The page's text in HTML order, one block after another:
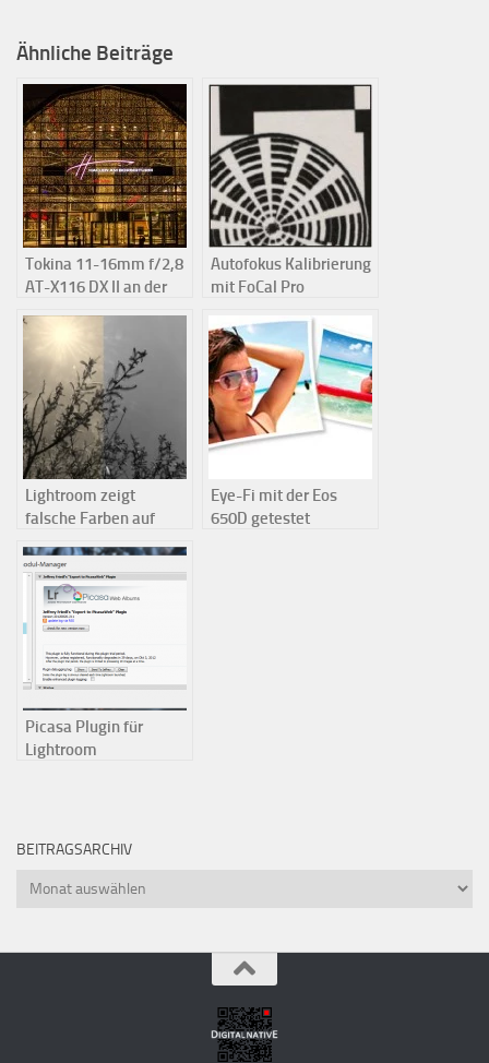
Ähnliche Beiträge
Tokina 11-16mm f/2,8
AT-X116 DX II an der
Autofokus Kalibrierung
mit FoCal Pro
Lightroom zeigt
falsche Farben auf
fehlerhaften
Monitorprofils an
Eye-Fi mit der Eos
650D getestet
Picasa Plugin für
Lightroom
BEITRAGSARCHIV
Beitragsarchiv